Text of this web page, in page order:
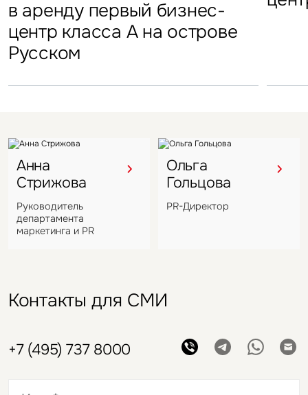
в аренду первый бизнес-
центр класса А на острове
Русском
Петровский парк откроется
в отеле Hyatt Regency
гостиничных комплексов
Подмосковья перешел
под управление компании
Анна
Стрижова
Руководитель
департамента
маркетинга и PR
Ольга
Гольцова
PR-Директор
Контакты для СМИ
+7 (495) 737 8000